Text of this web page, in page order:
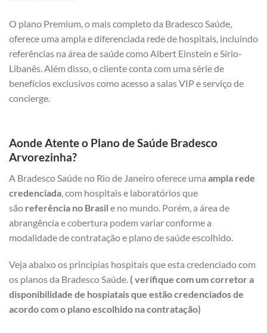
O plano Premium, o mais completo da Bradesco Saúde,
oferece uma ampla e diferenciada rede de hospitais, incluindo
referências na área de saúde como Albert Einstein e Sírio-
Libanês. Além disso, o cliente conta com uma série de
benefícios exclusivos como acesso a salas VIP e serviço de
concierge.
Aonde Atente o Plano de Saúde Bradesco
Arvorezinha?
A Bradesco Saúde no Rio de Janeiro oferece uma ampla rede
credenciada , com hospitais e laboratórios que
são referência no Brasil e no mundo. Porém, a área de
abrangência e cobertura podem variar conforme a
modalidade de contratação e plano de saúde escolhido.
Veja abaixo os principias hospitais que esta credenciado com
os planos da Bradesco Saúde. ( verifique com um corretor a
disponibilidade de hospiatais que estão credenciados de
acordo com o plano escolhido na contratação)